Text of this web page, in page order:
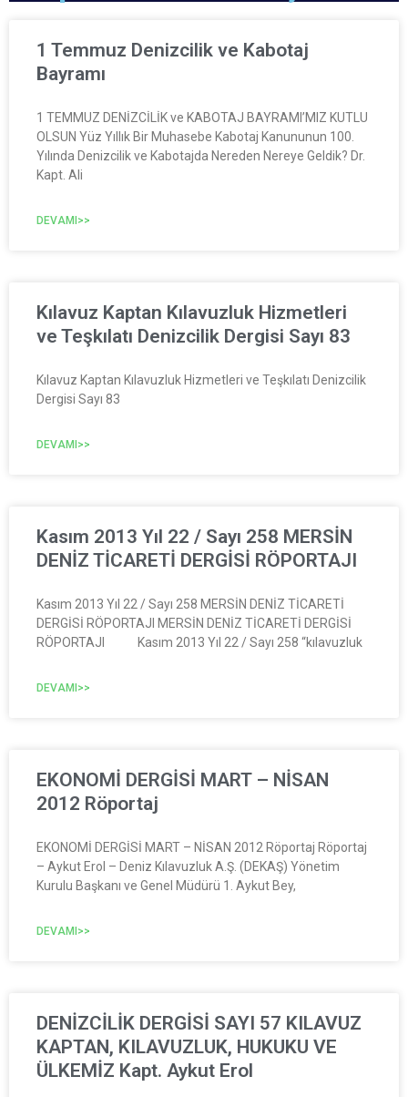
1 Temmuz Denizcilik ve Kabotaj
Bayramı
1 TEMMUZ DENİZCİLİK ve KABOTAJ BAYRAMI’MIZ KUTLU
OLSUN Yüz Yıllık Bir Muhasebe Kabotaj Kanununun 100.
Yılında Denizcilik ve Kabotajda Nereden Nereye Geldik? Dr.
Kapt. Ali
DEVAMI>>
Kılavuz Kaptan Kılavuzluk Hizmetleri
ve Teşkılatı Denizcilik Dergisi Sayı 83
Kılavuz Kaptan Kılavuzluk Hizmetleri ve Teşkılatı Denizcilik
Dergisi Sayı 83
DEVAMI>>
Kasım 2013 Yıl 22 / Sayı 258 MERSİN
DENİZ TİCARETİ DERGİSİ RÖPORTAJI
Kasım 2013 Yıl 22 / Sayı 258 MERSİN DENİZ TİCARETİ
DERGİSİ RÖPORTAJI MERSİN DENİZ TİCARETİ DERGİSİ
RÖPORTAJI Kasım 2013 Yıl 22 / Sayı 258 “kılavuzluk
DEVAMI>>
EKONOMİ DERGİSİ MART – NİSAN
2012 Röportaj
EKONOMİ DERGİSİ MART – NİSAN 2012 Röportaj Röportaj
– Aykut Erol – Deniz Kılavuzluk A.Ş. (DEKAŞ) Yönetim
Kurulu Başkanı ve Genel Müdürü 1. Aykut Bey,
DEVAMI>>
DENİZCİLİK DERGİSİ SAYI 57 KILAVUZ
KAPTAN, KILAVUZLUK, HUKUKU VE
ÜLKEMİZ Kapt. Aykut Erol